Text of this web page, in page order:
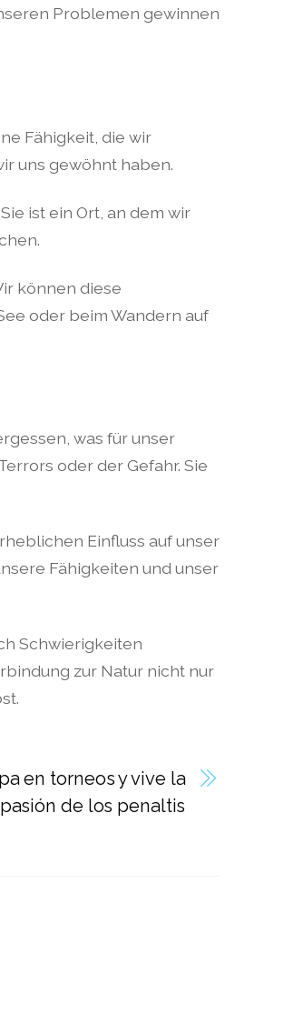
Problemen gewinnen
Fähigkeit, die wir
uns gewöhnt haben.
ist ein Ort, an dem wir
können diese
oder beim Wandern auf
was für unser
oder der Gefahr. Sie
Einfluss auf unser
Fähigkeiten und unser
Schwierigkeiten
zur Natur nicht nur
en torneos y vive la
pasión de los penaltis